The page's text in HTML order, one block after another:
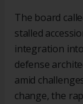
The board
stalled
integration into
defense
amid
change, the